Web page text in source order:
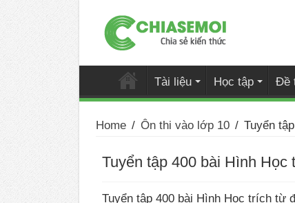
Tài liệu Học tập Đề
Home / Ôn thi vào lớp 10 / Tuyển
Tuyển tập 400 bài Hình
Tuyển tập 400 bài Hình Học trích từ